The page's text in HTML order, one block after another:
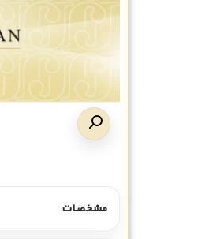
مشخصات